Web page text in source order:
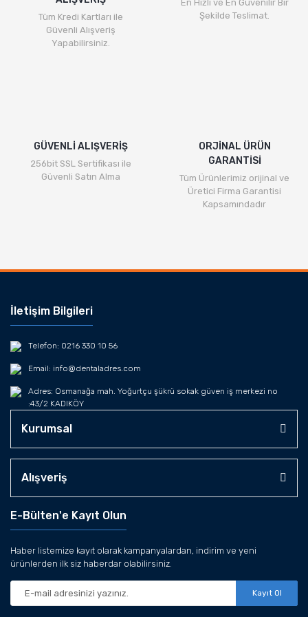
Ürün fiyatı diğer sitelerden daha pahalı.
Bu ürüne benzer farklı alternatifler olmalı.
Tüm Kredi Kartları ile
Güvenli Alışveriş
Yapabilirsiniz.
En Hızlı ve En Güvenilir Bir
Şekilde Teslimat.
GÜVENLİ ALIŞVERİŞ
256bit SSL Sertifikası ile
Güvenli Satın Alma
ORJİNAL ÜRÜN
GARANTİSİ
Tüm Ürünlerimiz orijinal ve
Üretici Firma Garantisi
Kapsamındadır
İletişim Bilgileri
Telefon: 0216 330 10 56
Email: info@dentaladres.com
Adres: Osmanağa mah. Yoğurtçu şükrü sokak güven iş merkezi no
:43/2 KADIKÖY
Kurumsal
Alışveriş
E-Bülten'e Kayıt Olun
Haber listemize kayıt olarak kampanyalardan, indirim ve yeni
ürünlerden ilk siz haberdar olabilirsiniz.
Kayıt Ol